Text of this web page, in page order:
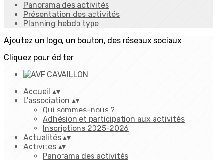
Panorama des activités
Présentation des activités
Planning hebdo type
Ajoutez un logo, un bouton, des réseaux sociaux
Cliquez pour éditer
Accueil ▴▾
L'association ▴▾
Qui sommes-nous ?
Adhésion et participation aux activités
Inscriptions 2025-2026
Actualités ▴▾
Activités ▴▾
Panorama des activités